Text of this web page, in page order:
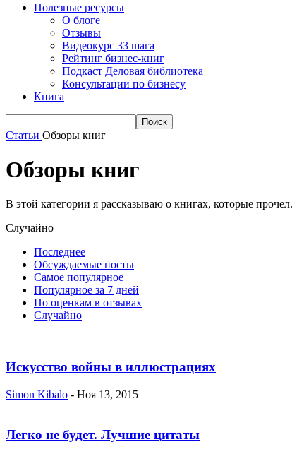
Полезные ресурсы
О блоге
Отзывы
Видеокурс 33 шага
Рейтинг бизнес-книг
Подкаст Деловая библиотека
Консультации по бизнесу
Книга
Статьи Обзоры книг
Обзоры книг
В этой категории я рассказываю о книгах, которые прочел.
Случайно
Последнее
Обсуждаемые посты
Самое популярное
Популярное за 7 дней
По оценкам в отзывах
Случайно
Искусство войны в иллюстрациях
Simon Kibalo - Ноя 13, 2015
Легко не будет. Лучшие цитаты